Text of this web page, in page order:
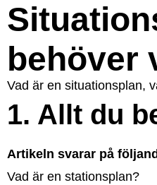
behöver
Vad är en situationsplan,
1. Allt du
Artikeln svarar på
Vad är en stationsplan?